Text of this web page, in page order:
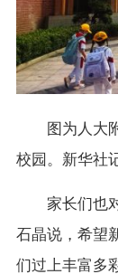
图为人大
校园。新华社
家长们也
石晶说，希望
们过上丰富多